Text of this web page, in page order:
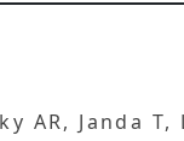
AR, Janda T,